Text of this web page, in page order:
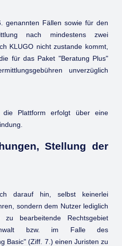
genannten Fällen sowie für den
nach mindestens zwei
KLUGO nicht zustande kommt,
für das Paket "Beratung Plus"
unverzüglich
die Plattform erfolgt über eine
Stellung der
darauf hin, selbst keinerlei
sondern dem Nutzer lediglich
bearbeitende Rechtsgebiet
bzw. im Falle des
Basic" (Ziff. 7.) einen Juristen zu